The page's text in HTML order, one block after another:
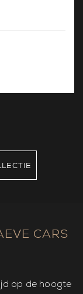
CARS
op de hoogte